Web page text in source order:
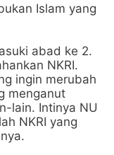
Islam yang
abad ke 2.
NKRI.
ingin merubah
menganut
lain. Intinya NU
NKRI yang